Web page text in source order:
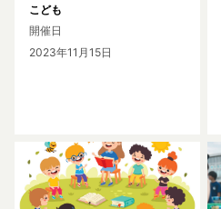
こども
開催日
2023年11月15日